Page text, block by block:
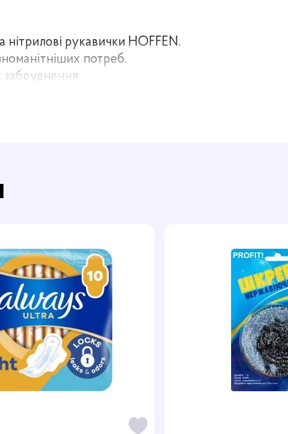
нітрилові рукавички HOFFEN.
потреб.
майстрам, працівникам або любителям,